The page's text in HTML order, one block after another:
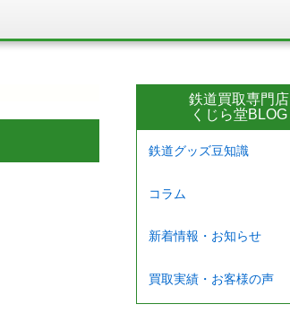
鉄道買取専門店
くじら堂BLOG
鉄道グッズ豆知識
コラム
新着情報・お知らせ
買取実績・お客様の声